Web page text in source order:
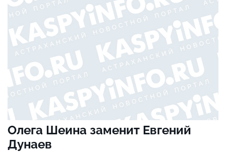
Олега Шеина заменит Евгений
Дунаев